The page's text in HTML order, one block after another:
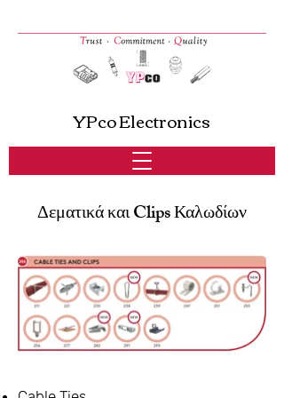
YPco Electronics
Δεματικά και Clips Καλωδίων